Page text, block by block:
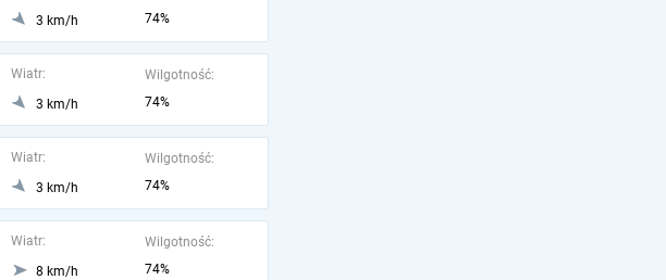
3 km/h
74%
Wiatr:
3 km/h
Wilgotność:
74%
Wiatr:
3 km/h
Wilgotność:
74%
Wiatr:
8 km/h
Wilgotność:
74%